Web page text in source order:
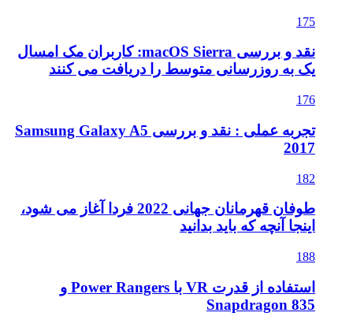
175
نقد و بررسی macOS Sierra: کاربران مک امسال
یک به روزرسانی متوسط را دریافت می کنند
176
تجربه عملی : نقد و بررسی Samsung Galaxy A5
2017
182
طوفان قهرمانان جهانی 2022 فردا آغاز می شود،
اینجا آنچه که باید بدانید
188
استفاده از قدرت VR با Power Rangers و
Snapdragon 835